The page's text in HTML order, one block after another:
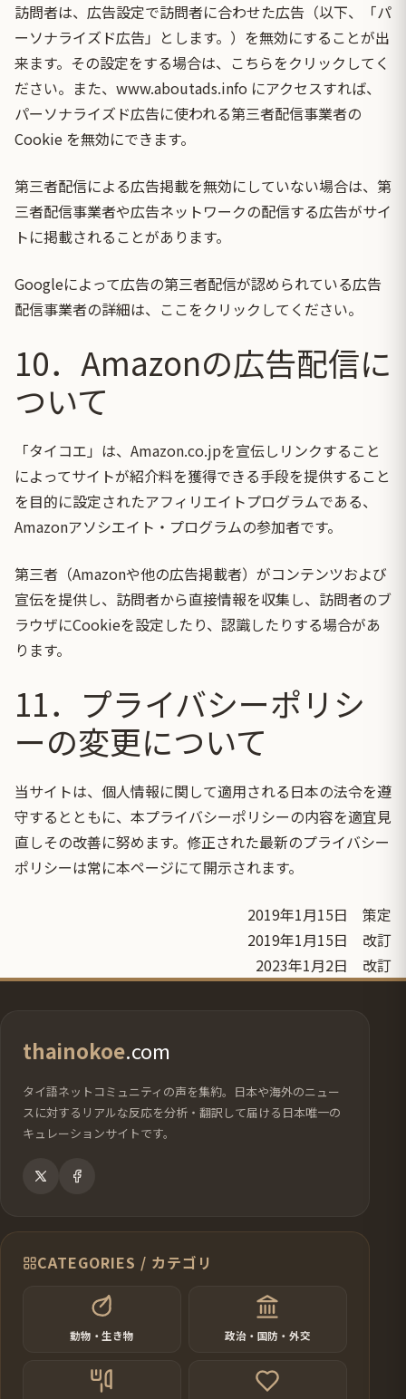
訪問者は、広告設定で訪問者に合わせた広告（以下、「パ
ーソナライズド広告」とします。）を無効にすることが出
来ます。その設定をする場合は、 こちらをクリック してく
ださい。また、 www.aboutads.info にアクセスすれば、
パーソナライズド広告に使われる第三者配信事業者の
Cookie を無効にできます。
第三者配信による広告掲載を無効にしていない場合は、第
三者配信事業者や広告ネットワークの配信する広告がサイ
トに掲載されることがあります。
Googleによって広告の第三者配信が認められている広告
配信事業者の詳細は、 ここをクリック してください。
10．Amazonの広告配信に
ついて
「タイコエ」 は、Amazon.co.jpを宣伝しリンクすること
によってサイトが紹介料を獲得できる手段を提供すること
を目的に設定されたアフィリエイトプログラムである、
Amazonアソシエイト・プログラムの参加者です。
第三者（Amazonや他の広告掲載者）がコンテンツおよび
宣伝を提供し、訪問者から直接情報を収集し、訪問者のブ
ラウザにCookieを設定したり、認識したりする場合があ
ります。
11．プライバシーポリシ
ーの変更について
当サイトは、個人情報に関して適用される日本の法令を遵
守するとともに、本プライバシーポリシーの内容を適宜見
直しその改善に努めます。修正された最新のプライバシー
ポリシーは常に本ページにて開示されます。
2019年1月15日 策定
2019年1月15日 改訂
2023年1月2日 改訂
thainokoe.com
タイ語ネットコミュニティの声を集約。日本や海外のニュー
スに対するリアルな反応を分析・翻訳して届ける日本唯一の
キュレーションサイトです。
CATEGORIES / カテゴリ
動物・生き物 政治・国防・外交